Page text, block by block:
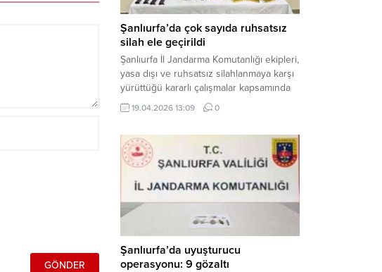
Sanat...
Şanlıurfa’da çok sayıda ruhsatsız
silah ele geçirildi
Şanlıurfa İl Jandarma Komutanlığı ekipleri,
yasa dışı ve ruhsatsız silahlanmaya karşı
yürüttüğü kararlı çalışmalar kapsamında
Bozova ilçesinde bir ikamete operasyon
düzenledi. Yapılan aramada çok sayıda
mühimmat ele geçirildi. Haber Merkezi –
Şanlıurfa Valiliği İl Basın ve Halkla İlişkiler
Müdürlüğü tarafından yapılan açıklamaya
göre; 17 Nisan...
19.04.2026 13:09 0
Şanlıurfa’da uyuşturucu
operasyonu: 9 gözaltı